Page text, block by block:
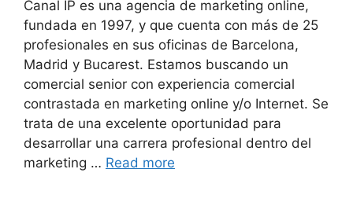
Canal IP es una agencia de marketing online,
fundada en 1997, y que cuenta con más de 25
profesionales en sus oficinas de Barcelona,
Madrid y Bucarest. Estamos buscando un
comercial senior con experiencia comercial
contrastada en marketing online y/o Internet. Se
trata de una excelente oportunidad para
desarrollar una carrera profesional dentro del
marketing … Read more